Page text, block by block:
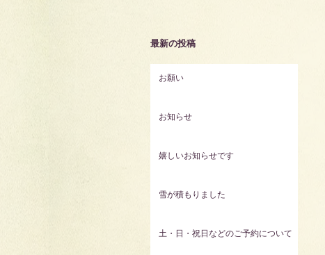
最新の投稿
お願い
お知らせ
嬉しいお知らせです
雪が積もりました
土・日・祝日などのご予約について